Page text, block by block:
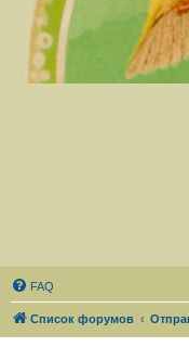
FAQ
Список форумов